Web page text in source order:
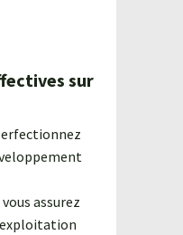
sur
assurez
exploitation